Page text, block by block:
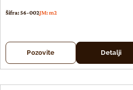
Šifra: 56-002JM: m2
Pozovite Detalji